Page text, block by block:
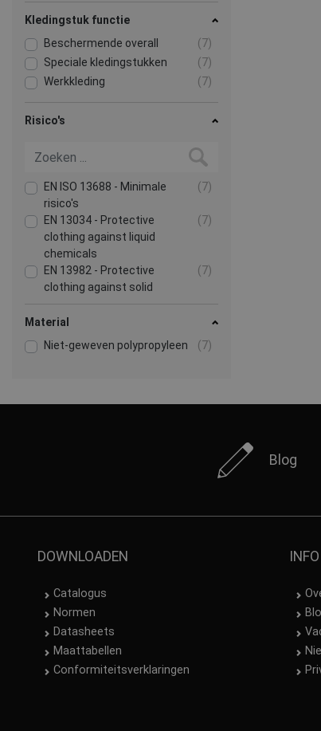
Kledingstuk functie
Beschermende overall
(7)
Speciale kledingstukken
(7)
Werkkleding
(7)
Risico's
EN ISO 13688 - Minimale
risico's
(7)
EN 13034 - Protective
clothing against liquid
chemicals
(7)
EN 13982 - Protective
clothing against solid
(7)
EN 1073 - Protective clothing
radioactive contamination
Meer
Material
Niet-geweven polypropyleen
(7)
Blog
DOWNLOADEN
Catalogus
Normen
Datasheets
Maattabellen
Conformiteitsverklaringen
INFO